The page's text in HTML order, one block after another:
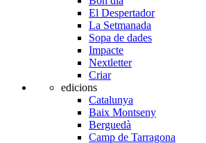
El Despertador
La Setmanada
Sopa de dades
Impacte
Nextletter
Criar
edicions
Catalunya
Baix Montseny
Berguedà
Camp de Tarragona